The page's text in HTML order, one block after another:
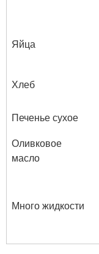
Яйца
Хлеб
Печенье сухое
Оливковое
масло
Много жидкости